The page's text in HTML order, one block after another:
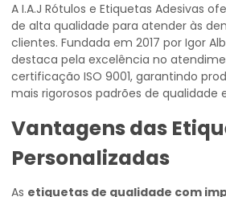
A I.A.J Rótulos e Etiquetas Adesivas
de alta qualidade para atender às
clientes. Fundada em 2017 por Igor
destaca pela excelência no
certificação ISO 9001, garantindo
mais rigorosos padrões de qualidade
Vantagens das
Personalizadas
As etiquetas de qualidade com